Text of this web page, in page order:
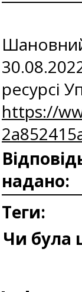
ресурсі
https://
надано:
Теги:
Чи була